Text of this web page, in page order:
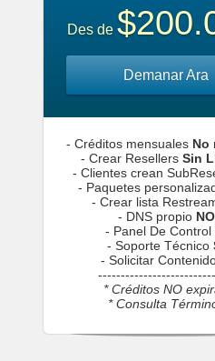
Des de
Demanar Ara
- Créditos mensuales No
- Crear Resellers Sin
- Clientes crean
- Paquetes
- Crear lista
- DNS propio NO
- Panel De Control
- Soporte Técnico
- Solicitar
* Créditos NO
* Consulta